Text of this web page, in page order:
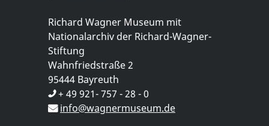
Richard Wagner Museum mit
Nationalarchiv der Richard-Wagner-
Stiftung
Wahnfriedstraße 2
95444 Bayreuth
+ 49 921- 757 - 28 - 0
info@wagnermuseum.de